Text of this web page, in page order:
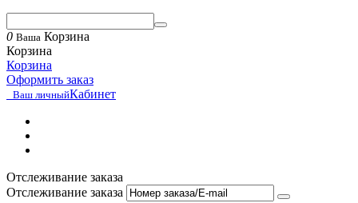
0 Ваша Корзина
Корзина
Корзина
Оформить заказ
Ваш личныйКабинет
Отслеживание заказа
Отслеживание заказа